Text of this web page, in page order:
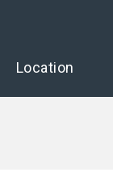
Location